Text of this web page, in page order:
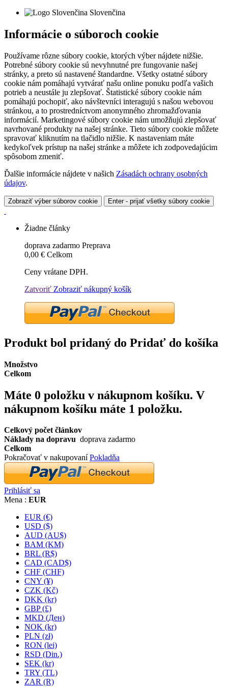
Slovenčina
Informácie o súboroch cookie
Používame rôzne súbory cookie, ktorých výber nájdete nižšie.
Potrebné súbory cookie sú nevyhnutné pre fungovanie našej
stránky, a preto sú nastavené štandardne. Všetky ostatné súbory
cookie nám pomáhajú vytvárať našu online ponuku podľa vašich
potrieb a neustále ju zlepšovať. Štatistické súbory cookie nám
pomáhajú pochopiť, ako návštevníci interagujú s našou webovou
stránkou, a to prostredníctvom anonymného zhromažďovania
informácií. Marketingové súbory cookie nám umožňujú zlepšovať
navrhované produkty na našej stránke. Tieto súbory cookie môžete
spravovať kliknutím na tlačidlo nižšie. K nastaveniam máte
kedykoľvek prístup na našej stránke a môžete ich zodpovedajúcim
spôsobom zmeniť.
Ďalšie informácie nájdete v našich Zásadách ochrany osobných
údajov.
Zobraziť výber súborov cookie Enter - prijať všetky súbory cookie
Žiadne články
doprava zadarmo Preprava
0,00 € Celkom
Ceny vrátane DPH.
Zatvoriť Zobraziť nákupný košík
Produkt bol pridaný do Pridať do košíka
Množstvo
Celkom
Máte 0 položku v nákupnom košíku. V
nákupnom košíku máte 1 položku.
Celkový počet článkov
Náklady na dopravu doprava zadarmo
Celkom
Pokračovať v nakupovaníPokladňa
Prihlásiť sa
Mena : EUR
EUR (€)
USD ($)
AUD (AU$)
BAM (KM)
BRL (R$)
CAD (CAD$)
CHF (CHF)
CNY (¥)
CZK (Kč)
DKK (kr)
GBP (£)
MKD (Ден)
NOK (kr)
PLN (zł)
RON (lei)
RSD (Din.)
SEK (kr)
TRY (TL)
ZAR (R)